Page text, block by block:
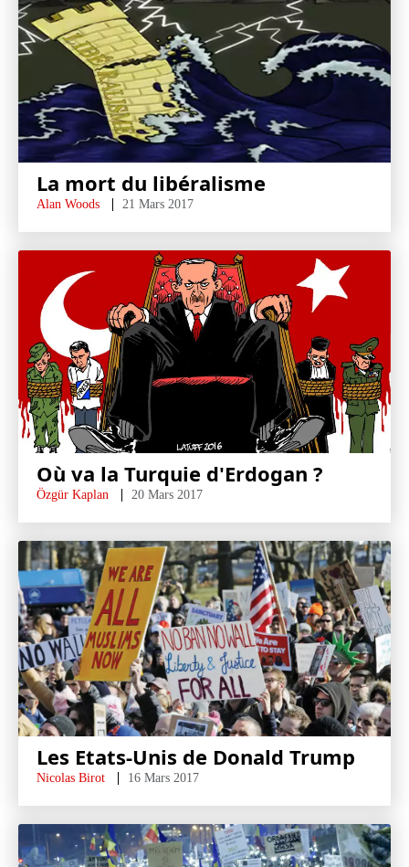
La mort du libéralisme
Alan Woods 21 Mars 2017
Où va la Turquie d'Erdogan ?
Özgür Kaplan 20 Mars 2017
Les Etats-Unis de Donald Trump
Nicolas Birot 16 Mars 2017